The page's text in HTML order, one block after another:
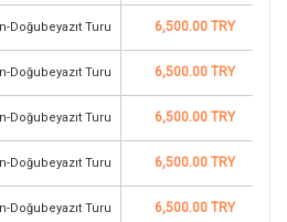
Doğubeyazıt Turu 6,500.00 TRY
Doğubeyazıt Turu 6,500.00 TRY
Doğubeyazıt Turu 6,500.00 TRY
Doğubeyazıt Turu 6,500.00 TRY
Doğubeyazıt Turu 6,500.00 TRY